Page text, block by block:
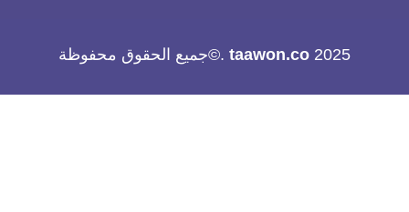
2025
taawon.co.©جميع الحقوق محفوظة